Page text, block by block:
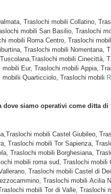
Traslochi mobili Collatino,
mobili San Basilio, Traslochi
mobili Roma Centro, Traslochi
Traslochi mobili
mobili Cinecittà,
Eur, Traslochi mobili Appia,
Quarticciolo, Traslochi mobili
dove siamo operativi come ditta di
mobili Castel Giubileo,
Traslochi mobili Tor Sapienza,
Traslochi mobili Borghesiana,
mobili roma sud, Traslochi
Traslochi mobili Castel di
Traslochi mobili
mobili Tor di Valle,